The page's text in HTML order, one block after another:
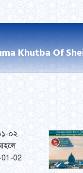
Khutba Of
০২
01-02